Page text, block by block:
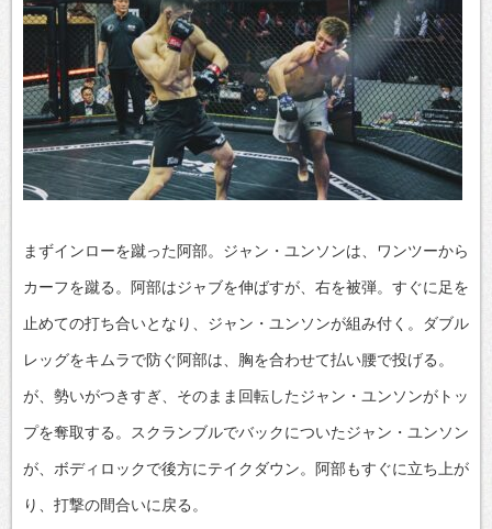
まずインローを蹴った阿部。ジャン・ユンソンは、ワンツーから
カーフを蹴る。阿部はジャブを伸ばすが、右を被弾。すぐに足を
止めての打ち合いとなり、ジャン・ユンソンが組み付く。ダブル
レッグをキムラで防ぐ阿部は、胸を合わせて払い腰で投げる。
が、勢いがつきすぎ、そのまま回転したジャン・ユンソンがトッ
プを奪取する。スクランブルでバックについたジャン・ユンソン
が、ボディロックで後方にテイクダウン。阿部もすぐに立ち上が
り、打撃の間合いに戻る。